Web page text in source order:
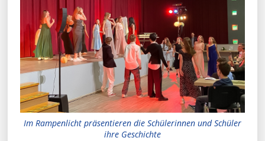
Im Rampenlicht präsentieren die Schülerinnen und Schüler
ihre Geschichte